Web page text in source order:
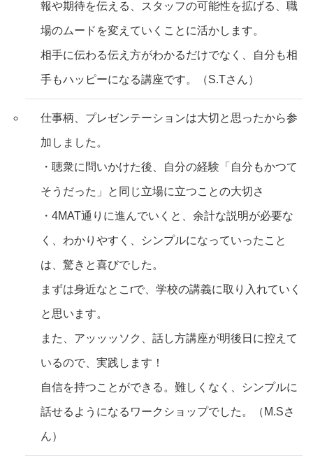
報や期待を伝える、スタッフの可能性を拡げる、職
場のムードを変えていくことに活かします。
相手に伝わる伝え方がわかるだけでなく、自分も相
手もハッピーになる講座です。（S.Tさん）
仕事柄、プレゼンテーションは大切と思ったから参
加しました。
・聴衆に問いかけた後、自分の経験「自分もかつて
そうだった」と同じ立場に立つことの大切さ
・4MAT通りに進んでいくと、余計な説明が必要な
く、わかりやすく、シンプルになっていったこと
は、驚きと喜びでした。
まずは身近なとこrで、学校の講義に取り入れていく
と思います。
また、アッッッソク、話し方講座が明後日に控えて
いるので、実践します！
自信を持つことができる。難しくなく、シンプルに
話せるようになるワークショップでした。（M.Sさ
ん）